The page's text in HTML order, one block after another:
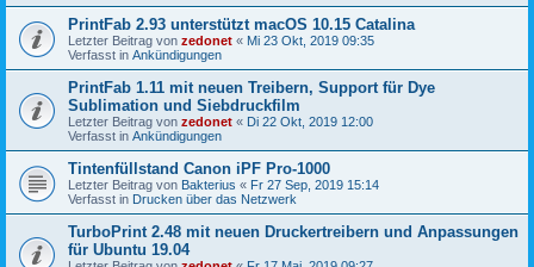
PrintFab 2.93 unterstützt macOS 10.15 Catalina
Letzter Beitrag von zedonet « Mi 23 Okt, 2019 09:35
Verfasst in Ankündigungen
PrintFab 1.11 mit neuen Treibern, Support für Dye
Sublimation und Siebdruckfilm
Letzter Beitrag von zedonet « Di 22 Okt, 2019 12:00
Verfasst in Ankündigungen
Tintenfüllstand Canon iPF Pro-1000
Letzter Beitrag von Bakterius « Fr 27 Sep, 2019 15:14
Verfasst in Drucken über das Netzwerk
TurboPrint 2.48 mit neuen Druckertreibern und Anpassungen
für Ubuntu 19.04